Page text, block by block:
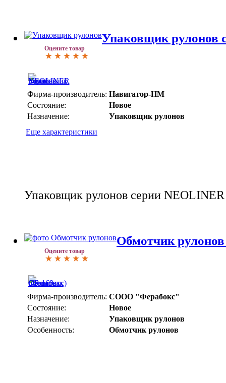
Оцените товар
Упаковщик рулонов
Фирма-производитель: Навигатор-НМ
Состояние:
Новое
Назначение:
Упаковщик рулонов
Еще характеристики
Упаковщик рулонов серии NEOLINER
Оцените товар
Обмотчик
Фирма-производитель: СООО "Ферабокс"
Состояние:
Новое
Назначение:
Упаковщик рулонов
Особенность:
Обмотчик рулонов